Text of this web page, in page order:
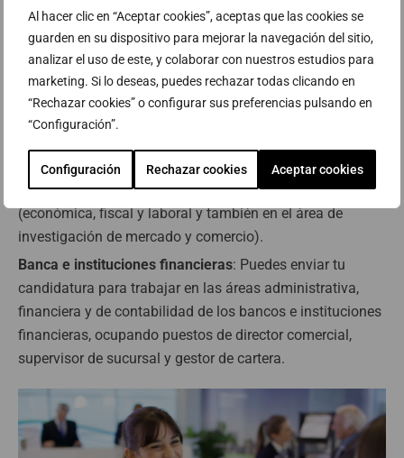
Al hacer clic en “Aceptar cookies”, aceptas que las cookies se
guarden en su dispositivo para mejorar la navegación del sitio,
analizar el uso de este, y colaborar con nuestros estudios para
marketing. Si lo deseas, puedes rechazar todas clicando en
“Rechazar cookies” o configurar sus preferencias pulsando en
“Configuración”.
Configuración Rechazar cookies Aceptar cookies
Dirección de departamentos : Si complementas tu
Associatecon unBachelor especializadose te abrirán
las puertas a dirigir departamentos en diversas áreas
como administración, gestión de proyectos, finanzas,
Consultoría y asesoría: Otras de las salidas es ofrecer tus
servicios de consultoría y gestoría en múltiples áreas
(económica, fiscal y laboral y también en el área de
investigación de mercado y comercio).
Banca e instituciones financieras: Puedes enviar tu
candidatura para trabajar en las áreas administrativa,
financiera y de contabilidad de los bancos e instituciones
financieras, ocupando puestos de director comercial,
supervisor de sucursal y gestor de cartera.